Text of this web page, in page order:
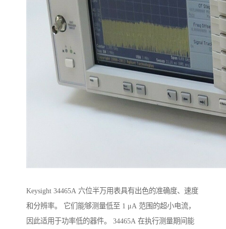
Keysight 34465A 六位半万用表具有出色的准确度、速度
和分辨率。 它们能够测量低至 1 μA 范围的超小电流，
因此适用于功率低的器件。 34465A 在执行测量期间能